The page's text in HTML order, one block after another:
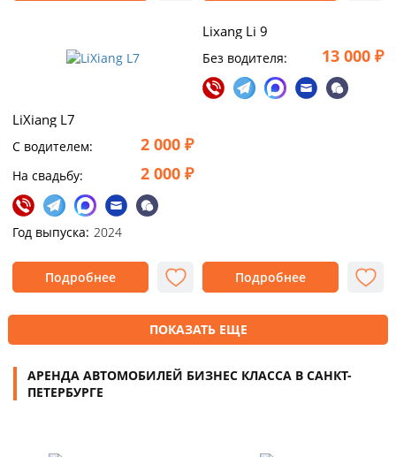
LiXiang L7
C водителем: 2 000 ₽
На свадьбу: 2 000 ₽
Год выпуска: 2024
Подробнее
Lixang Li 9
Без водителя: 13 000 ₽
Подробнее
ПОКАЗАТЬ ЕЩЕ
АРЕНДА АВТОМОБИЛЕЙ БИЗНЕС КЛАССА В САНКТ-
ПЕТЕРБУРГЕ